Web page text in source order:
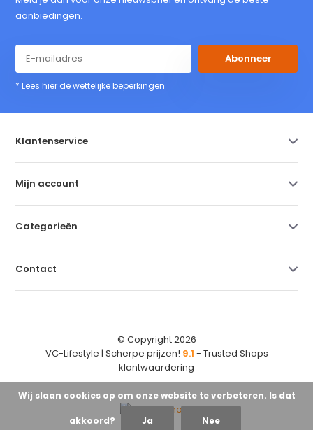
aanbiedingen.
Abonneer
* Lees hier de wettelijke beperkingen
Klantenservice
Mijn account
Categorieën
Contact
© Copyright 2026
VC-Lifestyle | Scherpe prijzen! 9.1 - Trusted Shops
klantwaardering
Wij slaan cookies op om onze website te verbeteren. Is dat
akkoord? Ja Nee